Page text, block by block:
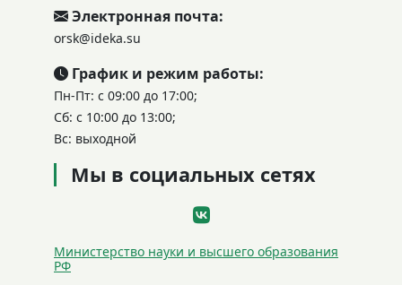
Электронная почта:
orsk@ideka.su
График и режим работы:
Пн-Пт: с 09:00 до 17:00;
Сб: с 10:00 до 13:00;
Вс: выходной
Мы в социальных сетях
Министерство науки и высшего образования
РФ